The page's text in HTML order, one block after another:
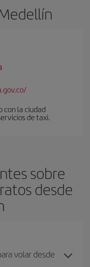
con la ciudad
de taxi.
sobre
desde
volar desde